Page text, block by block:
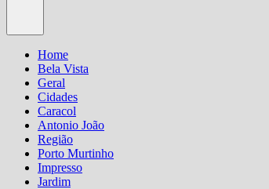
Home
Bela Vista
Geral
Cidades
Caracol
Antonio João
Região
Porto Murtinho
Impresso
Jardim